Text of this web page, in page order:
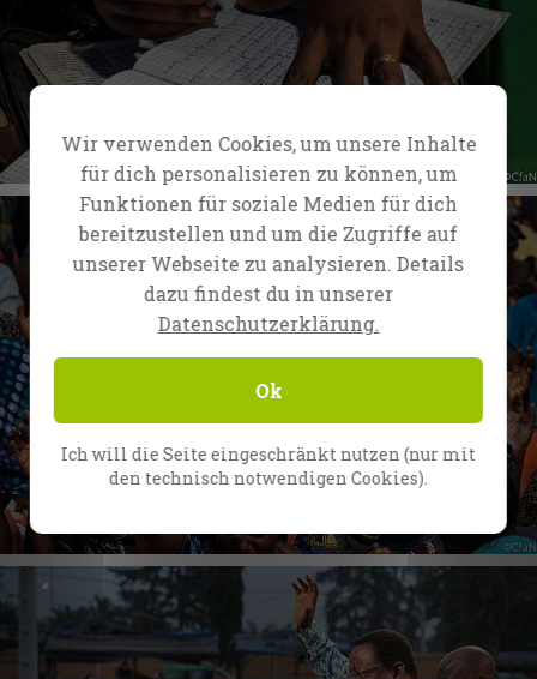
Wir verwenden Cookies, um unsere Inhalte
für dich personalisieren zu können, um
Funktionen für soziale Medien für dich
bereitzustellen und um die Zugriffe auf
unserer Webseite zu analysieren. Details
dazu findest du in unserer
Datenschutzerklärung.
Ok
Ich will die Seite eingeschränkt nutzen (nur mit
den technisch notwendigen Cookies).